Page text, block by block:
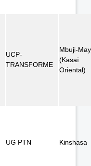
UCP-
TRANSFORME
Mbuji-
(Kasaï
Oriental)
UG PTN Kinshasa